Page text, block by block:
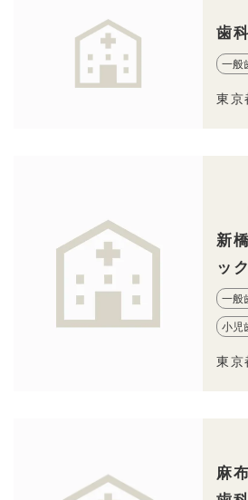
歯
一般
東京
新
ック
一般
小児
東京
麻